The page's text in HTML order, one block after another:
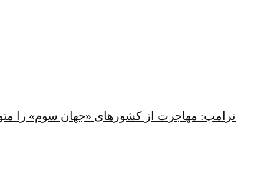
ترامپ: مهاجرت از کشورهای «جهان سوم» را